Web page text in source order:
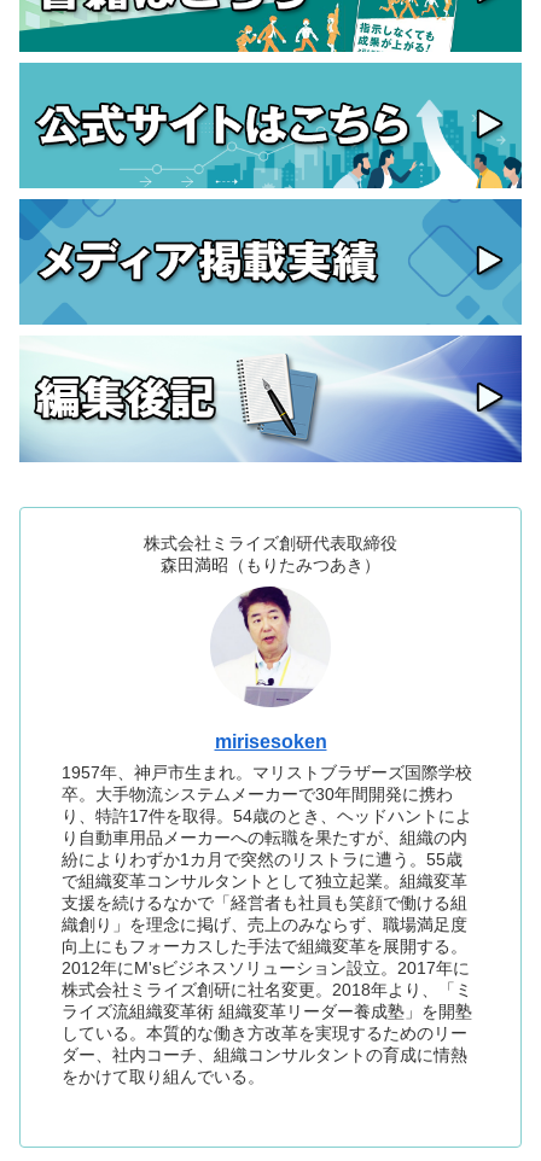
株式会社ミライズ創研代表取締役
森田満昭（もりたみつあき）
mirisesoken
1957年、神戸市生まれ。マリストブラザーズ国際学校
卒。大手物流システムメーカーで30年間開発に携わ
り、特許17件を取得。54歳のとき、ヘッドハントによ
り自動車用品メーカーへの転職を果たすが、組織の内
紛によりわずか1カ月で突然のリストラに遭う。55歳
で組織変革コンサルタントとして独立起業。組織変革
支援を続けるなかで「経営者も社員も笑顔で働ける組
織創り」を理念に掲げ、売上のみならず、職場満足度
向上にもフォーカスした手法で組織変革を展開する。
2012年にM'sビジネスソリューション設立。2017年に
株式会社ミライズ創研に社名変更。2018年より、「ミ
ライズ流組織変革術 組織変革リーダー養成塾」を開塾
している。本質的な働き方改革を実現するためのリー
ダー、社内コーチ、組織コンサルタントの育成に情熱
をかけて取り組んでいる。